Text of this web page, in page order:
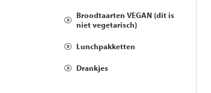
Broodtaarten VEGAN (dit is
niet vegetarisch)
Lunchpakketten
Drankjes